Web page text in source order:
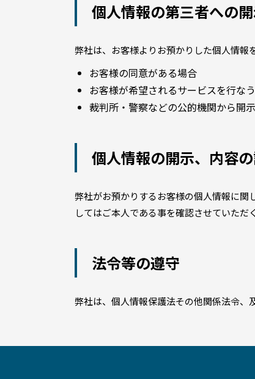
個人情報の第三者への
弊社は、お客様よりお預かりした個人情報
お客様の同意がある場合
お客様が希望されるサービスを行な
裁判所・警察などの公的機関から開
個人情報の開示、内容
弊社がお預かりするお客様の個人情報に関
してはご本人である事を確認させていただ
法令等の遵守
弊社は、個人情報保護法その他関係法令、